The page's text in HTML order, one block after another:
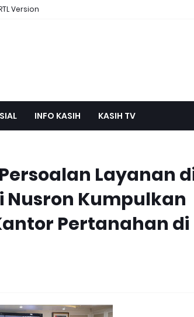
Version
INFO KASIH KASIH TV
Layanan
Nusron Kumpulkan
Pertanahan di